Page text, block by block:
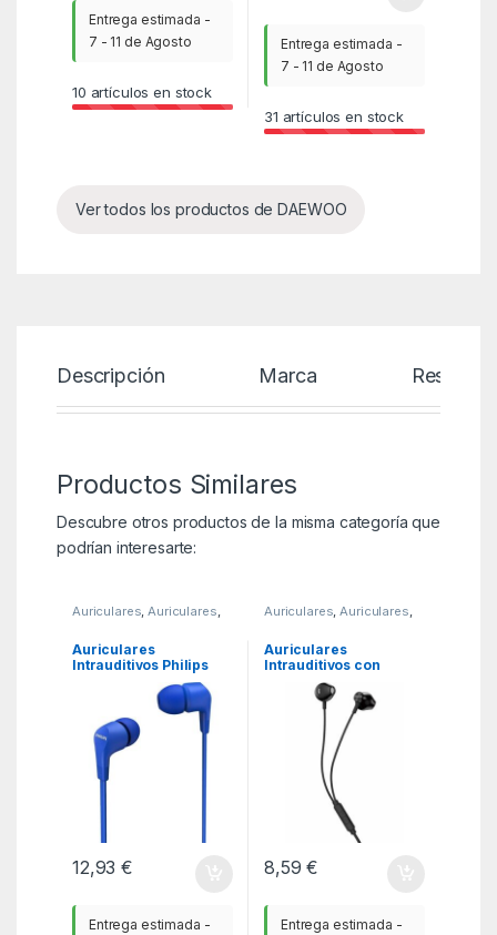
Entrega estimada -
7 - 11 de Agosto
10 artículos en stock
Entrega estimada -
7 - 11 de Agosto
31 artículos en stock
Ver todos los productos de DAEWOO
Descripción Marca Reseñas
Productos Similares
Descubre otros productos de la misma categoría que
podrían interesarte:
Auriculares,Auriculares,
Auriculares
Intrauditivos Philips
TAE1105BL/ con
Micrófono/ Jack 3.5/
12,93€
Entrega estimada -
Auriculares,Auriculares,
Auriculares
Intrauditivos con
micrófono Philips
TAUE101BK/00/ Jack
3.5/ Negros
8,59€
Entrega estimada -